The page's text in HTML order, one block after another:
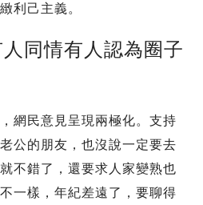
利己主義。
同情有人認為圈子
網民意見呈現兩極化。支持
公的朋友，也沒說一定要去
不錯了，還要求人家變熟也
一樣，年紀差遠了，要聊得